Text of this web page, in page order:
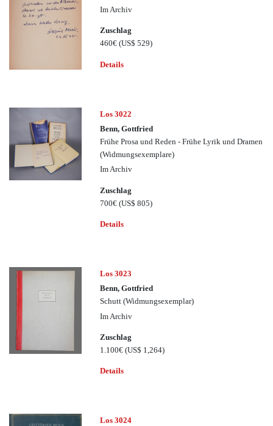
Im Archiv
Zuschlag
460€(US$ 529)
Details
Los 3022
Benn, Gottfried
Frühe Prosa und Reden - Frühe Lyrik und Dramen
(Widmungsexemplare)
Im Archiv
Zuschlag
700€(US$ 805)
Details
Los 3023
Benn, Gottfried
Schutt (Widmungsexemplar)
Im Archiv
Zuschlag
1.100€(US$ 1,264)
Details
Los 3024